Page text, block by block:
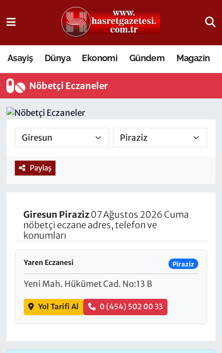
Asayiş Dünya Ekonomi Gündem Magazin
Nöbetçi Eczaneler
Paylaş
Giresun Piraziz07 Ağustos 2026 Cuma
nöbetçi eczane adres, telefon ve
konumları
Yaren Eczanesi Piraziz
Yeni Mah. Hükümet Cad. No:13 B
Yol Tarifi Al 0 (454) 502 00 33
Osmaniye Nöbetçi Eczaneler
Osmaniye Hava Durumu
Osmaniye Trafik Yoğunluk Haritası
Süper Lig Puan Durumu ve Fikstür
Tüm Manşetler
Son Dakika Haberleri